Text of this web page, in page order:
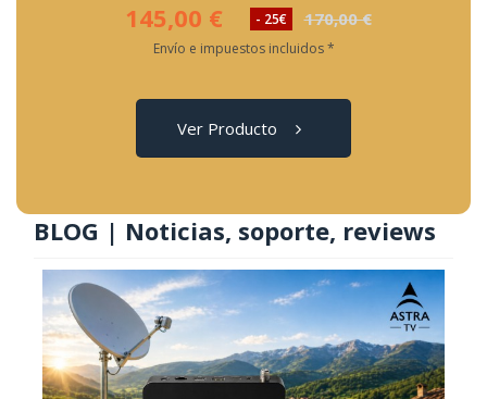
145,00 € - 25€ 170,00 €
Envío e impuestos incluidos *
Ver Producto
BLOG | Noticias, soporte, reviews